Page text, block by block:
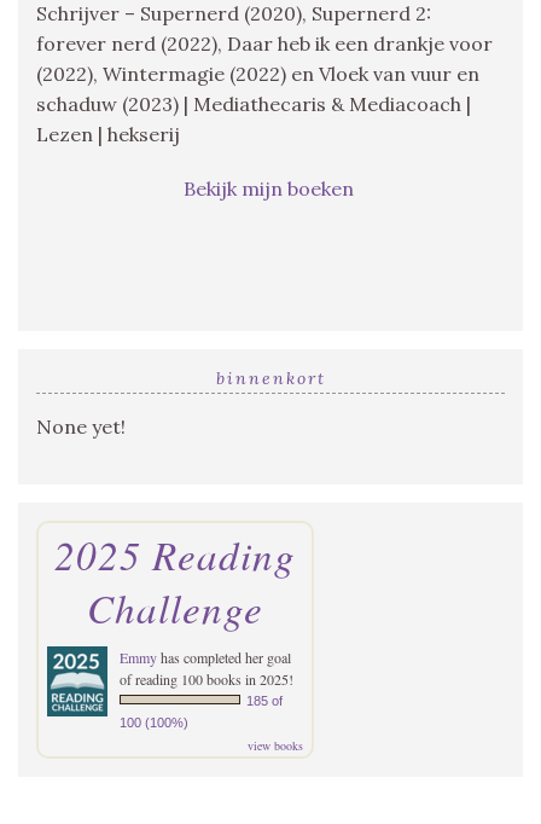
Schrijver – Supernerd (2020), Supernerd 2:
forever nerd (2022), Daar heb ik een drankje voor
(2022), Wintermagie (2022) en Vloek van vuur en
schaduw (2023) | Mediathecaris & Mediacoach |
Lezen | hekserij
Bekijk mijn boeken
binnenkort
None yet!
2025 Reading
Challenge
Emmyhas completed her goal
of reading 100 books in 2025!
185 of
100 (100%)
view books